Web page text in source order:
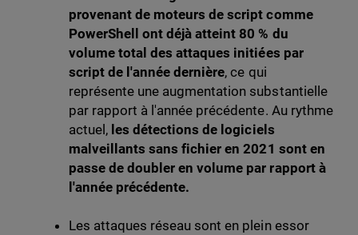
provenant de moteurs de script comme
PowerShell ont déjà atteint 80 % du
volume total des attaques initiées par
script de l'année dernière, ce qui
représente une augmentation substantielle
par rapport à l'année précédente. Au rythme
actuel, les détections de logiciels
malveillants sans fichier en 2021 sont en
passe de doubler en volume par rapport à
l'année précédente.
Les attaques réseau sont en plein essor